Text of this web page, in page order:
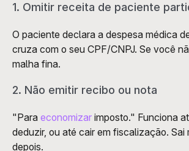
1. Omitir receita de paciente
O paciente declara a despesa médica
cruza com o seu CPF/CNPJ. Se você
malha fina.
2. Não emitir recibo ou nota
"Para economizar imposto." Funciona
deduzir, ou até cair em fiscalização. Sai
depois.